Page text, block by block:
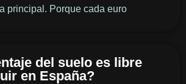
principal. Porque cada euro
del suelo es libre
en España?